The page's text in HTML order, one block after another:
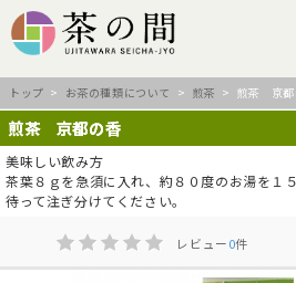
トップ > お茶の種類について > 煎茶 > 煎茶 京都
煎茶 京都の香
美味しい飲み方
茶葉８ｇを急須に入れ、約８０度のお湯を１
待って注ぎ分けてください。
レビュー0件